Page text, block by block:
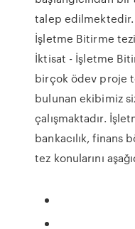
talep
İşletme Bitirme tezi
İktisat - İşletme
birçok ödev proje
bulunan ekibimiz
çalışmaktadır.
bankacılık, finans
tez konularını